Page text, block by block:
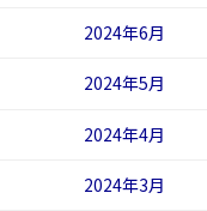
2024年6月
2024年5月
2024年4月
2024年3月